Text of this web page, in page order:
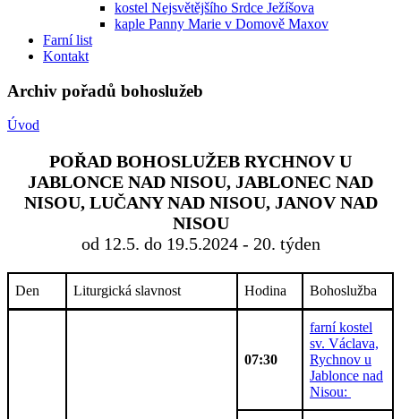
kostel Nejsvětějšího Srdce Ježíšova
kaple Panny Marie v Domově Maxov
Farní list
Kontakt
Archiv pořadů bohoslužeb
Úvod
POŘAD BOHOSLUŽEB RYCHNOV U
JABLONCE NAD NISOU, JABLONEC NAD
NISOU, LUČANY NAD NISOU, JANOV NAD
NISOU
od 12.5. do 19.5.2024 - 20. týden
Den Liturgická slavnost Hodina Bohoslužba
07:30
farní kostel
sv. Václava,
Rychnov u
Jablonce nad
Nisou: